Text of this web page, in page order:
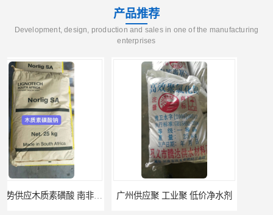
产品推荐
Development, design, production and sales in one of the manufacturing
enterprises
广州供应聚 工业聚 低价净水剂